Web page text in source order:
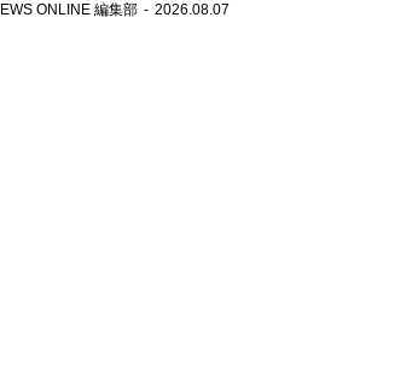
ONLINE 編集部 2026.08.07